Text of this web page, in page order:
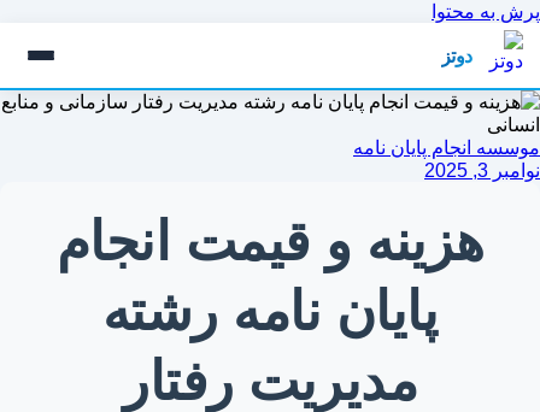
پرش به محتوا
دوتز
موسسه انجام پایان نامه
نوامبر 3, 2025
هزینه و قیمت انجام
پایان نامه رشته
مدیریت رفتار